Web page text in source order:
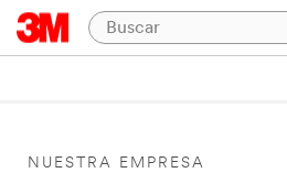
NUESTRA EMPRESA